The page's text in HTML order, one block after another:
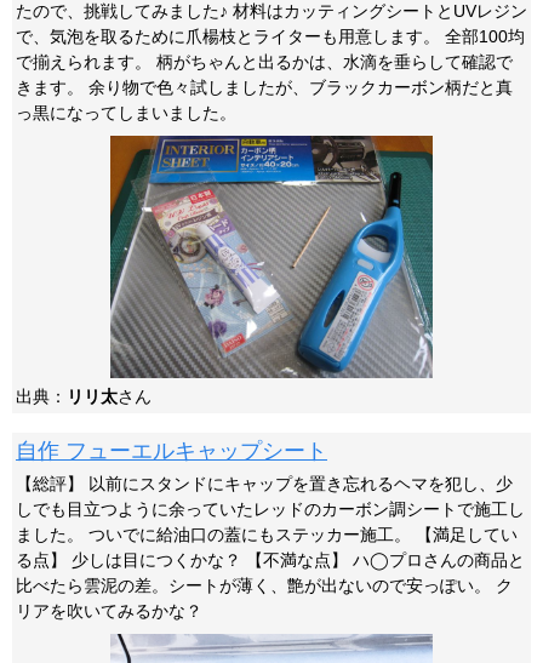
たので、挑戦してみました♪ 材料はカッティングシートとUVレジン
で、気泡を取るために爪楊枝とライターも用意します。 全部100均
で揃えられます。 柄がちゃんと出るかは、水滴を垂らして確認で
きます。 余り物で色々試しましたが、ブラックカーボン柄だと真
っ黒になってしまいました。
出典： リリ太さん
自作 フューエルキャップシート
【総評】 以前にスタンドにキャップを置き忘れるヘマを犯し、少
しでも目立つように余っていたレッドのカーボン調シートで施工し
ました。 ついでに給油口の蓋にもステッカー施工。 【満足してい
る点】 少しは目につくかな？ 【不満な点】 ハ◯プロさんの商品と
比べたら雲泥の差。シートが薄く、艶が出ないので安っぽい。 ク
リアを吹いてみるかな？